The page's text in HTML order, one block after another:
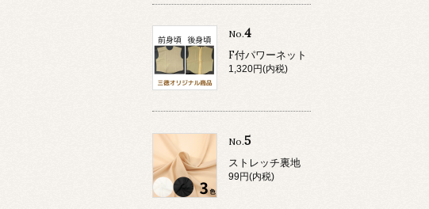
No.4
F付パワーネット
1,320円(内税)
No.5
ストレッチ裏地
99円(内税)